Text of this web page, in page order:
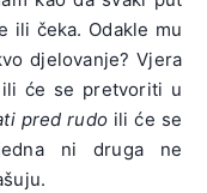
ili čeka. Odakle mu
djelovanje? Vjera
ili će se pretvoriti u
pred rudo ili će se
ni druga ne